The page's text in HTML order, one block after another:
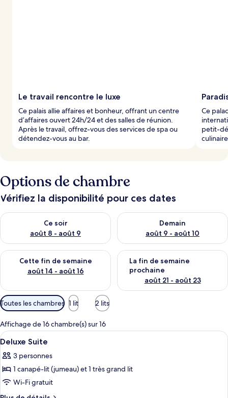
Le travail rencontre le luxe
Ce palais allie affaires et bonheur, offrant un centre
d’affaires ouvert 24h/24 et des salles de réunion.
Après le travail, offrez-vous des services de spa ou
détendez-vous au bar.
Ce
petit-
Options de chambre
Vérifiez la disponibilité pour ces dates
Ce soir
août 8 - août 9
Vérifier la disponibilité pour ce soir août 8 - août 9
Demain
août 9 - août 10
Vérifier la disponibilité pour
Cette fin de semaine
août 14 - août 16
Vérifier la disponibilité pour cette fin de semaine août 14 -
La fin de semaine
prochaine
août 21 - août 23
Vérifier la disponibilité pour
Filtres
disponibles
pour
les
chambres
Toutes les chambres 1 lit 2 lits
Affichage de 16 chambre(s) sur 16
Afficher
toutes
les
photos
pour
ce
Draps en coton égyptien, literie de
5
Deluxe Suite
3 personnes
1 canapé-lit (jumeau) et 1 très grand lit
Wi-Fi gratuit